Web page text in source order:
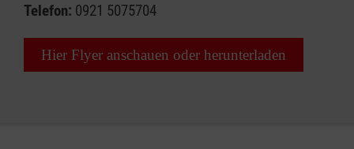
Telefon: 0921 5075704
Hier Flyer anschauen oder herunterladen